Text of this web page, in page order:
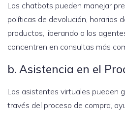
Los chatbots pueden manejar
políticas de devolución, horarios
productos, liberando a los
concentren en consultas más
b. Asistencia en el
Los asistentes virtuales pueden
través del proceso de compra,